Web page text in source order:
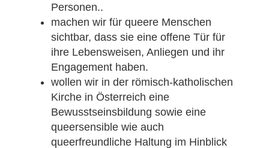
Personen..
machen wir für queere Menschen
sichtbar, dass sie eine offene Tür für
ihre Lebensweisen, Anliegen und ihr
Engagement haben.
wollen wir in der römisch-katholischen
Kirche in Österreich eine
Bewusstseinsbildung sowie eine
queersensible wie auch
queerfreundliche Haltung im Hinblick